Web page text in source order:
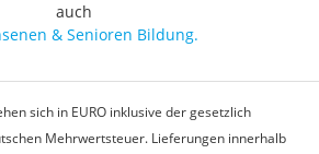
auch
& Senioren Bildung.
sich in EURO inklusive der gesetzlich
Mehrwertsteuer. Lieferungen innerhalb